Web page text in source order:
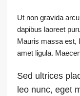
Ut non gravida
dapibus laoreet
Mauris massa est,
amet ligula.
Sed ultrices
leo nunc, eget